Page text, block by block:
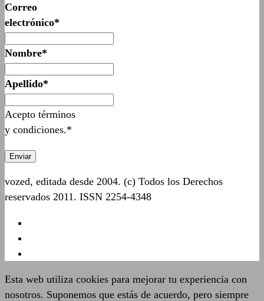
Correo
electrónico*
Nombre*
Apellido*
Acepto términos
y condiciones.*
vozed, editada desde 2004. (c) Todos los Derechos
reservados 2011. ISSN 2254-4348
Esta web utiliza cookies para mejorar tu experiencia con
nosotros. Suponemos que estás de acuerdo, pero siempre